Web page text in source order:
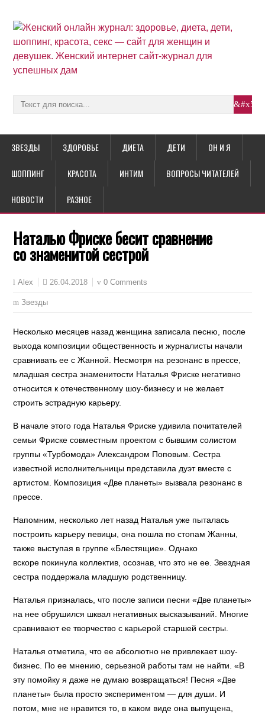
ЗВЕЗДЫ ЗДОРОВЬЕ ДИЕТА ДЕТИ ОН И Я
ШОППИНГ КРАСОТА ИНТИМ ВОПРОСЫ ЧИТАТЕЛЕЙ
НОВОСТИ РАЗНОЕ
Наталью Фриске бесит сравнение
со знаменитой сестрой
Alex 26.04.2018 0 Comments
Звезды
Несколько месяцев назад женщина записала песню, после
выхода композиции общественность и журналисты начали
сравнивать ее с Жанной. Несмотря на резонанс в прессе,
младшая сестра знаменитости Наталья Фриске негативно
относится к отечественному шоу-бизнесу и не желает
строить эстрадную карьеру.
В начале этого года Наталья Фриске удивила почитателей
семьи Фриске совместным проектом с бывшим солистом
группы «Турбомода» Александром Поповым. Сестра
известной исполнительницы представила дуэт вместе с
артистом. Композиция «Две планеты» вызвала резонанс в
прессе.
Напомним, несколько лет назад Наталья уже пыталась
построить карьеру певицы, она пошла по стопам Жанны,
также выступая в группе «Блестящие». Однако
вскоре покинула коллектив, осознав, что это не ее. Звездная
сестра поддержала младшую родственницу.
Наталья призналась, что после записи песни «Две планеты»
на нее обрушился шквал негативных высказываний. Многие
сравнивают ее творчество с карьерой старшей сестры.
Наталья отметила, что ее абсолютно не привлекает шоу-
бизнес. По ее мнению, серьезной работы там не найти. «В
эту помойку я даже не думаю возвращаться! Песня «Две
планеты» была просто экспериментом — для души. И
потом, мне не нравится то, в каком виде она выпущена,